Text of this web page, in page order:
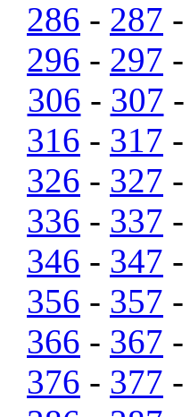
286 - 287 -
296 - 297 -
306 - 307 -
316 - 317 -
326 - 327 -
336 - 337 -
346 - 347 -
356 - 357 -
366 - 367 -
376 - 377 -